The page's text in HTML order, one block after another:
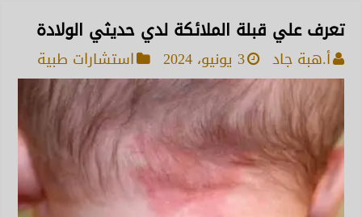
تعرف علي قبلة الملائكة لدي حديثي الولادة
أ.هبة جاد 3 يونيو، 2024 استشارات طبية